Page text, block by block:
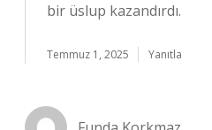
bir üslup kazandırdı.
Temmuz 1, 2025 Yanıtla